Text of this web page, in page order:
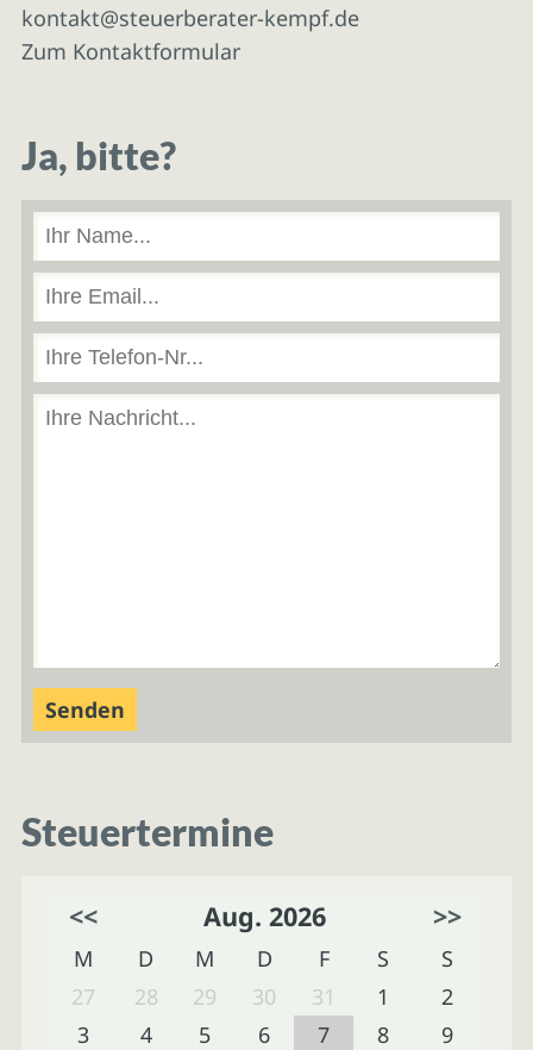
kontakt@steuerberater-kempf.de
Zum Kontaktformular
Ja, bitte?
Steuertermine
<< Aug. 2026 >>
M D M D F S
S
27
28 29 30 31 1
2
3
4 5 6 7 8
9